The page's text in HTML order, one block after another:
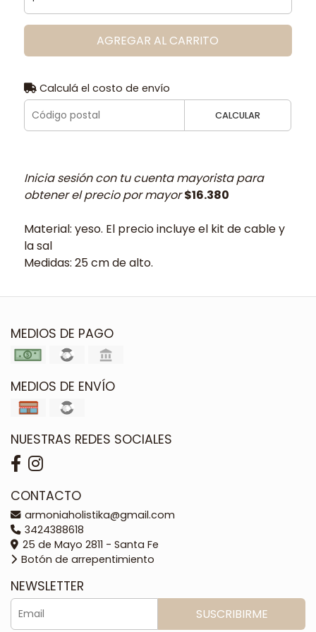
AGREGAR AL CARRITO
Calculá el costo de envío
CALCULAR
Inicia sesión con tu cuenta mayorista para
obtener el precio por mayor$16.380
Material: yeso. El precio incluye el kit de cable y
la sal
Medidas: 25 cm de alto.
MEDIOS DE PAGO
MEDIOS DE ENVÍO
NUESTRAS REDES SOCIALES
CONTACTO
armoniaholistika@gmail.com
3424388618
25 de Mayo 2811 - Santa Fe
Botón de arrepentimiento
NEWSLETTER
SUSCRIBIRME